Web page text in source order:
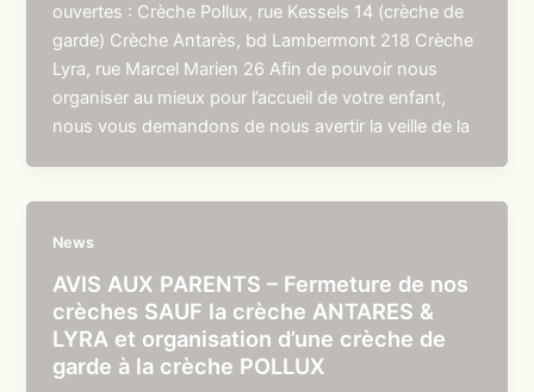
ouvertes : Crèche Pollux, rue Kessels 14 (crèche de
garde) Crèche Antarès, bd Lambermont 218 Crèche
Lyra, rue Marcel Marien 26 Afin de pouvoir nous
organiser au mieux pour l’accueil de votre enfant,
nous vous demandons de nous avertir la veille de la
News
AVIS AUX PARENTS – Fermeture de nos
crèches SAUF la crèche ANTARES &
LYRA et organisation d’une crèche de
garde à la crèche POLLUX